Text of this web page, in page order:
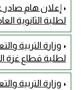
إعلان هام صادر
لطلبة الثانوية العامة
وزارة التربية
لطلبة قطاع غزة
وزارة التربية